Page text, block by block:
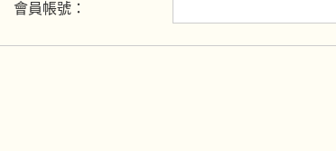
會員帳號：